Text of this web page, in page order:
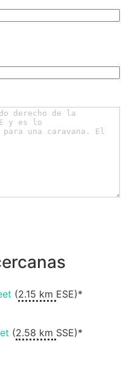
(2.15 km ESE)*
(2.58 km SSE)*